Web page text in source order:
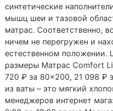
синтетические
мышц шеи и тазовой
матрас. Соответственно,
ничем не перегружен и
естественном положении.
размеры Матрас Comfort
720 ₽ за 80×200, 21 098 ₽
из ваты – это мягкий
менеджеров интернет